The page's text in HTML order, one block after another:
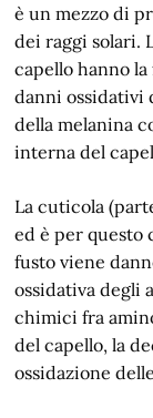
è un mezzo di
dei raggi solari.
capello hanno
danni ossidativi
della melanina
interna del
La cuticola
ed è per questo
fusto viene
ossidativa degli
chimici fra
del capello, la
ossidazione